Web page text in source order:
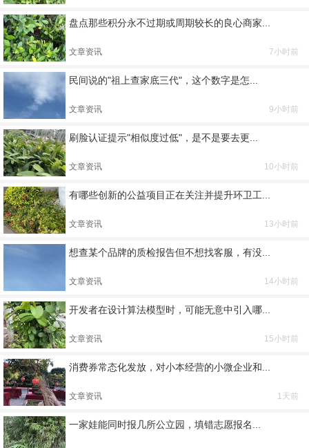
盘点那些积分永不过期或周期较长的良心商家...
文章资讯 7小时前
民间说的"祖上查家底三代"，这个数字是怎...
文章资讯 9小时前
刷脸认证提示"相似度过低"，是不是要去更...
文章资讯 10小时前
有哪些创新的公益项目正在关注并提升环卫工...
文章资讯 13小时前
想查某个品牌的质检报告但不想找客服，有没...
文章资讯 14小时前
开发者在设计算法模型时，可能无意中引入哪...
文章资讯 15小时前
消费券常态化发放，对小本经营的小微企业和...
文章资讯 1天前
一家娃能同时报几所公立园，填错志愿报名...